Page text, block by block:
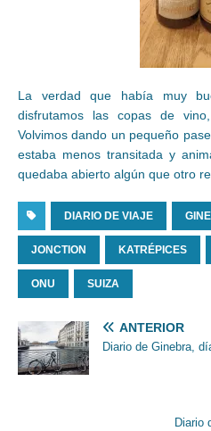
La verdad que había muy
disfrutamos las copas de
Volvimos dando un pequeño
estaba menos transitada y
quedaba abierto algún que otro
DIARIO DE VIAJE
JONCTION KATRÉPICES
ONU SUIZA
ANTERIOR
Diario de Ginebra,
Diario